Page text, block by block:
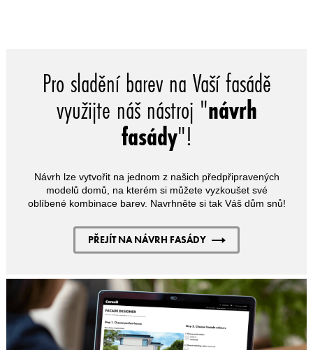
Pro sladění barev na Vaší fasádě
využijte náš nástroj "návrh
fasády"!
Návrh lze vytvořit na jednom z našich předpřipravených
modelů domů, na kterém si můžete vyzkoušet své
oblíbené kombinace barev. Navrhněte si tak Váš dům snů!
PŘEJÍT NA NÁVRH FASÁDY